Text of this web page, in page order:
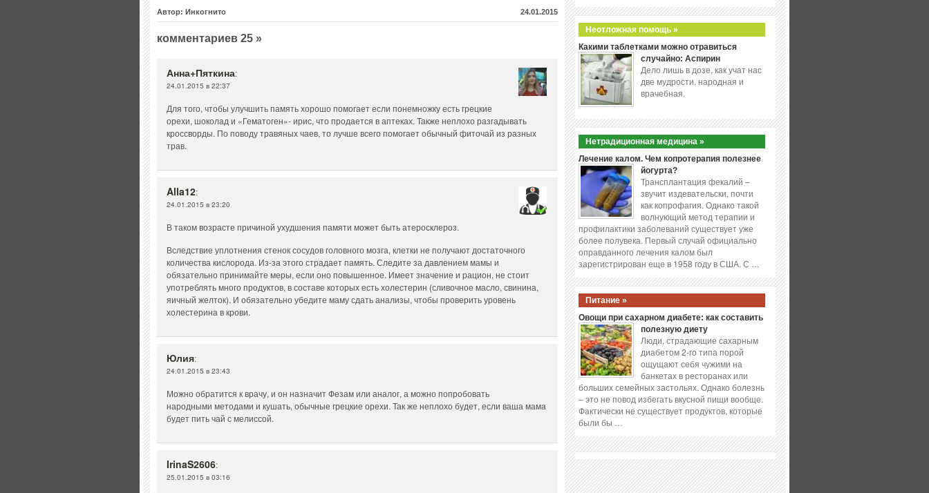
Автор: Инкогнито 24.01.2015
комментариев 25 »
Анна+Пяткина:
24.01.2015 в 22:37
Для того, чтобы улучшить память хорошо помогает если понемножку есть грецкие
орехи, шоколад и «Гематоген»- ирис, что продается в аптеках. Также неплохо разгадывать
кроссворды. По поводу травяных чаев, то лучше всего помогает обычный фиточай из разных
трав.
Alla12:
24.01.2015 в 23:20
В таком возрасте причиной ухудшения памяти может быть атеросклероз.
Вследствие уплотнения стенок сосудов головного мозга, клетки не получают достаточного
количества кислорода. Из-за этого страдает память. Следите за давлением мамы и
обязательно принимайте меры, если оно повышенное. Имеет значение и рацион, не стоит
употреблять много продуктов, в составе которых есть холестерин (сливочное масло, свинина,
яичный желток). И обязательно убедите маму сдать анализы, чтобы проверить уровень
холестерина в крови.
Юлия:
24.01.2015 в 23:43
Можно обратится к врачу, и он назначит Фезам или аналог, а можно попробовать
народными методами и кушать, обычные грецкие орехи. Так же неплохо будет, если ваша мама
будет пить чай с мелиссой.
IrinaS2606:
25.01.2015 в 03:16
Неотложная помощь »
Какими таблетками можно отравиться
случайно: Аспирин
Дело лишь в дозе, как учат нас
две мудрости, народная и
врачебная.
Нетрадиционная медицина »
Лечение калом. Чем копротерапия полезнее
йогурта?
Трансплантация фекалий –
звучит издевательски, почти
как копрофагия. Однако такой
волнующий метод терапии и
профилактики заболеваний существует уже
более полувека. Первый случай официально
оправданного лечения калом был
зарегистрирован еще в 1958 году в США. С …
Питание »
Овощи при сахарном диабете: как составить
полезную диету
Люди, страдающие сахарным
диабетом 2-го типа порой
ощущают себя чужими на
банкетах в ресторанах или
больших семейных застольях. Однако болезнь
– это не повод избегать вкусной пищи вообще.
Фактически не существует продуктов, которые
были бы …